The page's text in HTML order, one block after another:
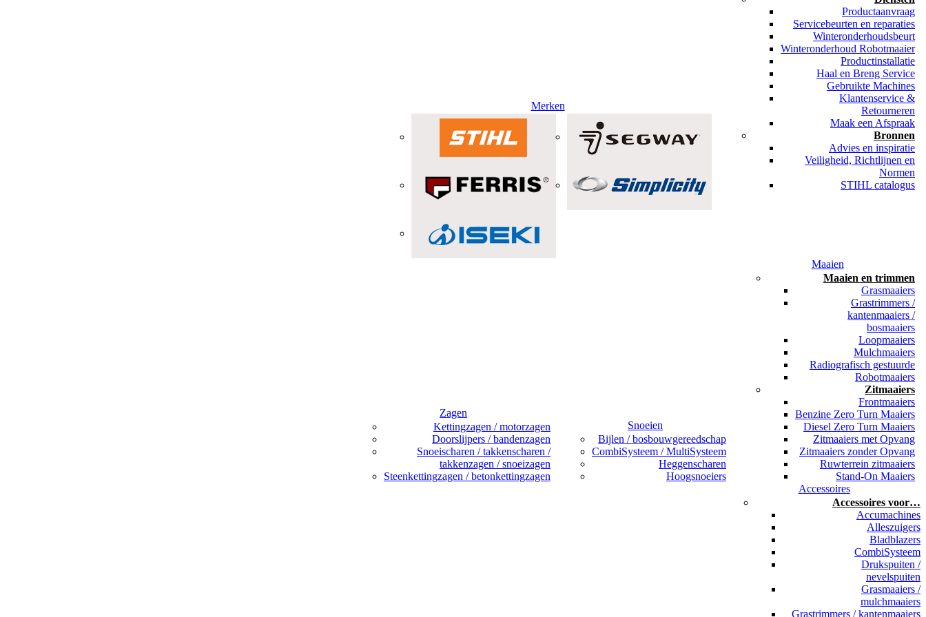
Merken
Productaanvraag
Servicebeurten en reparaties
Winteronderhoudsbeurt
Winteronderhoud Robotmaaier
Productinstallatie
Haal en Breng Service
Gebruikte Machines
Klantenservice &
Retourneren
Maak een Afspraak
Bronnen
Advies en inspiratie
Veiligheid, Richtlijnen en
Normen
STIHL catalogus
Zagen
Kettingzagen / motorzagen
Doorslijpers / bandenzagen
Snoeischaren / takkenscharen /
takkenzagen / snoeizagen
Steenkettingzagen / betonkettingzagen
Snoeien
Bijlen / bosbouwgereedschap
CombiSysteem / MultiSysteem
Heggenscharen
Hoogsnoeiers
Maaien
Maaien en trimmen
Grasmaaiers
Grastrimmers /
kantenmaaiers /
bosmaaiers
Loopmaaiers
Mulchmaaiers
Radiografisch gestuurde
Robotmaaiers
Zitmaaiers
Frontmaaiers
Benzine Zero Turn Maaiers
Diesel Zero Turn Maaiers
Zitmaaiers met Opvang
Zitmaaiers zonder Opvang
Ruwterrein zitmaaiers
Stand-On Maaiers
Accessoires
Accessoires voor…
Accumachines
Alleszuigers
Bladblazers
CombiSysteem
Drukspuiten /
nevelspuiten
Grasmaaiers /
mulchmaaiers
Grastrimmers / kantenmaaiers